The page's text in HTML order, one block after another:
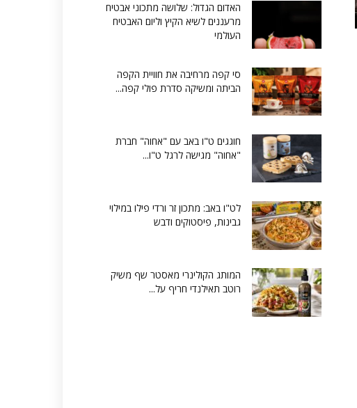
האדום הגדול: שלושה מתכוני אבטיח
מרעננים לשיא הקיץ וליום האבטיח
העולמי
סי קפה מרחיבה את חוויית הקפה
הביתה ומשיקה סדרת פולי קפה...
חוגגים ט"ו באב עם "אחוה" חברת
"אחוה" מגישה לרגל ט"ו...
לט"ו באב: מתכון זר ורדי פילו במילוי
גבינות, פיסטוקים ודבש
המותג הקולינרי מאסטר שף משיק
רוטב תאילנדי חריף על...